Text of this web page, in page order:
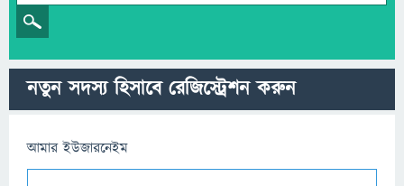
নতুন সদস্য হিসাবে রেজিস্ট্রেশন করুন
আমার ইউজারনেইম